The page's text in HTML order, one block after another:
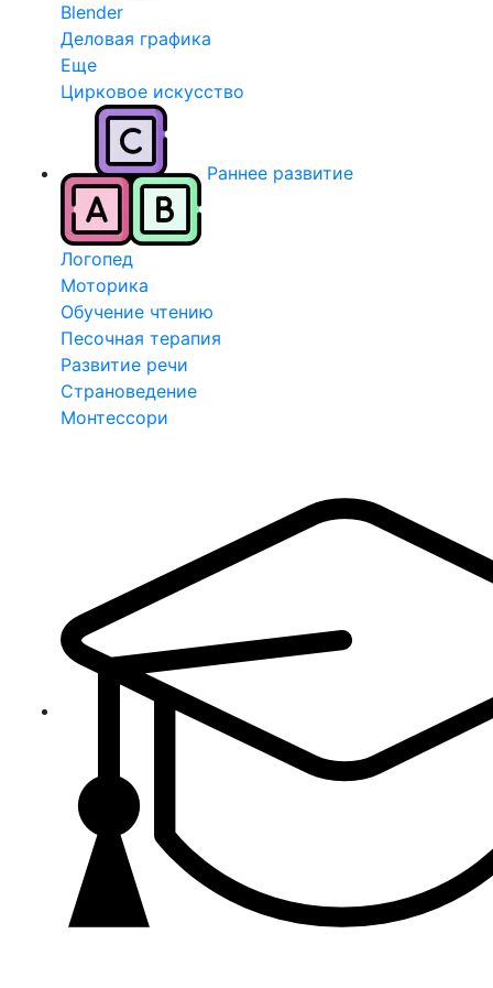
Blender
Деловая графика
Еще
Цирковое искусство
Раннее развитие
Логопед
Моторика
Обучение чтению
Песочная терапия
Развитие речи
Страноведение
Монтессори